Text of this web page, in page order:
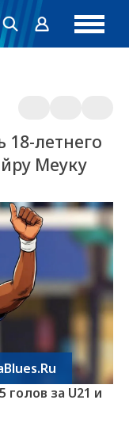
18-летнего
Меуку
голов за U21 и